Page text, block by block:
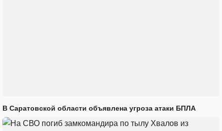
В Саратовской области объявлена угроза атаки БПЛА